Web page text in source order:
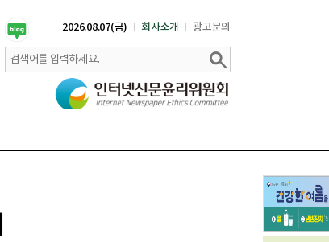
2026.08.07(금) 회사소개 광고문의